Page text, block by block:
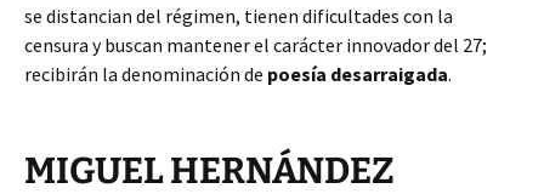
se distancian del régimen, tienen dificultades con la
censura y buscan mantener el carácter innovador del 27;
recibirán la denominación de poesía desarraigada.
MIGUEL HERNÁNDEZ